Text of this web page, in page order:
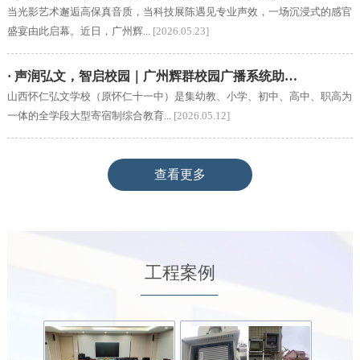
当光影艺术邂逅高保真音质，当科技展陈遇见专业声效，一场沉浸式的感官
盛宴由此启幕。近日，广州辉... [2026.05.23]
· 声润弘文，智启校园｜广州辉群校园广播系统助…
山西怀仁弘文学校（原怀仁十一中）是集幼教、小学、初中、高中、职高为
一体的全学段大型寄宿制综合教育... [2026.05.12]
查看更多
工程案例